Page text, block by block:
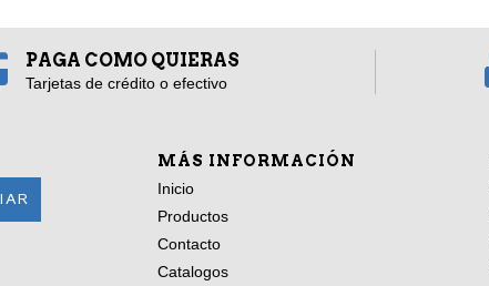
PAGA COMO QUIERAS
Tarjetas de crédito o efectivo
MÁS INFORMACIÓN
Inicio
Productos
Contacto
Catalogos